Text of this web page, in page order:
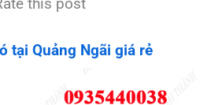
tại Quảng Ngãi giá rẻ